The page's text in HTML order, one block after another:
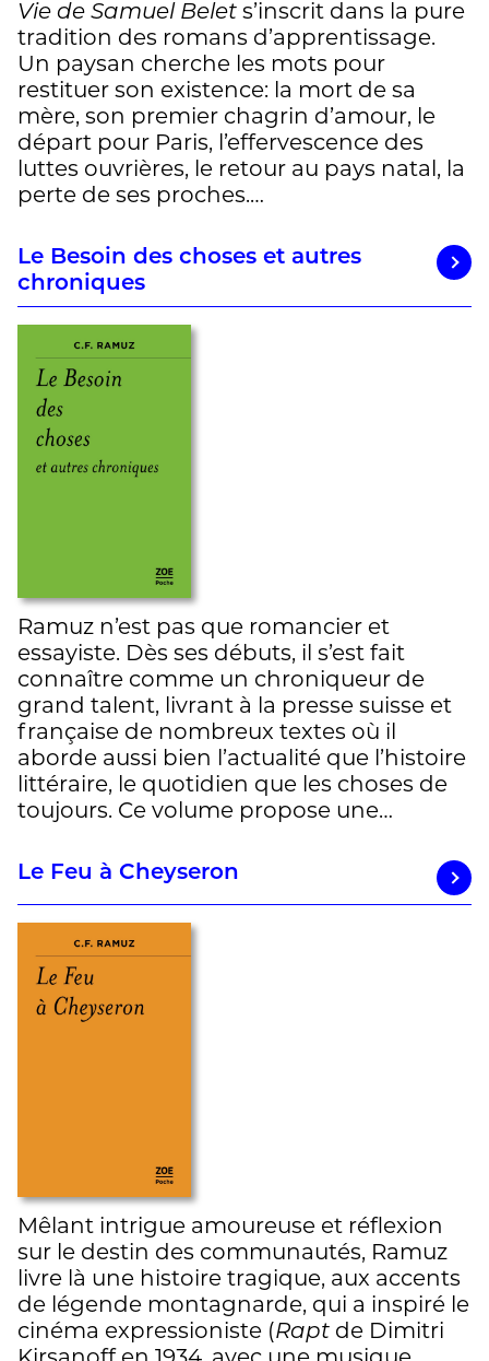
Vie de Samuel Belet s’inscrit dans la pure
tradition des romans d’apprentissage.
Un paysan cherche les mots pour
restituer son existence: la mort de sa
mère, son premier chagrin d’amour, le
départ pour Paris, l’effervescence des
luttes ouvrières, le retour au pays natal, la
perte de ses proches.…
Le Besoin des choses et autres
chroniques
Ramuz n’est pas que romancier et
essayiste. Dès ses débuts, il s’est fait
connaître comme un chroniqueur de
grand talent, livrant à la presse suisse et
française de nombreux textes où il
aborde aussi bien l’actualité que l’histoire
littéraire, le quotidien que les choses de
toujours. Ce volume propose une…
Le Feu à Cheyseron
Mêlant intrigue amoureuse et réflexion
sur le destin des communautés, Ramuz
livre là une histoire tragique, aux accents
de légende montagnarde, qui a inspiré le
cinéma expressioniste (Rapt de Dimitri